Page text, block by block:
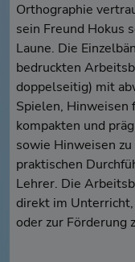
Orthographie
sein Freund Hokus
Laune. Die
bedruckten
doppelseitig) mit
Spielen, Hinweisen
kompakten und
sowie Hinweisen
praktischen
Lehrer. Die
direkt im
oder zur Förderung